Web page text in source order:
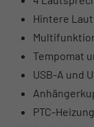
Hintere
Tempomat
USB-A und
PTC-Heizung